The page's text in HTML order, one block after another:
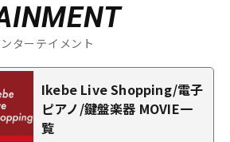
ターテイメント
Ikebe Live Shopping/電子
ピアノ/鍵盤楽器 MOVIE一
覧